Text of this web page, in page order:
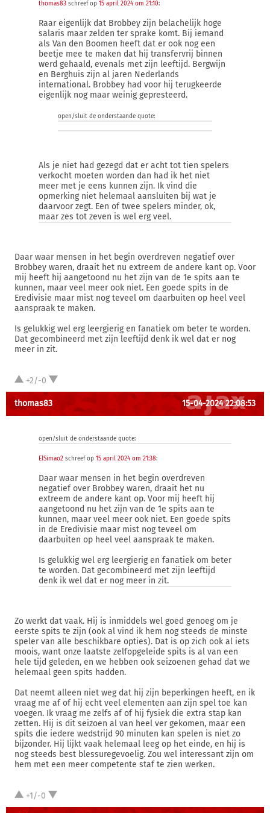
thomas83 schreef op 15 april 2024 om 21:10:
Raar eigenlijk dat Brobbey zijn belachelijk hoge
salaris maar zelden ter sprake komt. Bij iemand
als Van den Boomen heeft dat er ook nog een
beetje mee te maken dat hij transfervrij binnen
werd gehaald, evenals met zijn leeftijd. Bergwijn
en Berghuis zijn al jaren Nederlands
international. Brobbey had voor hij terugkeerde
eigenlijk nog maar weinig gepresteerd.
open/sluit de onderstaande quote:
Als je niet had gezegd dat er acht tot tien spelers
verkocht moeten worden dan had ik het niet
meer met je eens kunnen zijn. Ik vind die
opmerking niet helemaal aansluiten bij wat je
daarvoor zegt. Een of twee spelers minder, ok,
maar zes tot zeven is wel erg veel.
Daar waar mensen in het begin overdreven negatief over
Brobbey waren, draait het nu extreem de andere kant op. Voor
mij heeft hij aangetoond nu het zijn van de 1e spits aan te
kunnen, maar veel meer ook niet. Een goede spits in de
Eredivisie maar mist nog teveel om daarbuiten op heel veel
aanspraak te maken.
Is gelukkig wel erg leergierig en fanatiek om beter te worden.
Dat gecombineerd met zijn leeftijd denk ik wel dat er nog
meer in zit.
+2/-0
thomas83 15-04-2024 22:08:53
open/sluit de onderstaande quote:
ElSimao2 schreef op 15 april 2024 om 21:38:
Daar waar mensen in het begin overdreven
negatief over Brobbey waren, draait het nu
extreem de andere kant op. Voor mij heeft hij
aangetoond nu het zijn van de 1e spits aan te
kunnen, maar veel meer ook niet. Een goede spits
in de Eredivisie maar mist nog teveel om
daarbuiten op heel veel aanspraak te maken.
Is gelukkig wel erg leergierig en fanatiek om beter
te worden. Dat gecombineerd met zijn leeftijd
denk ik wel dat er nog meer in zit.
Zo werkt dat vaak. Hij is inmiddels wel goed genoeg om je
eerste spits te zijn (ook al vind ik hem nog steeds de minste
speler van alle beschikbare opties). Dat is op zich ook al iets
moois, want onze laatste zelfopgeleide spits is al van een
hele tijd geleden, en we hebben ook seizoenen gehad dat we
helemaal geen spits hadden.
Dat neemt alleen niet weg dat hij zijn beperkingen heeft, en ik
vraag me af of hij echt veel elementen aan zijn spel toe kan
voegen. Ik vraag me zelfs af of hij fysiek die extra stap kan
zetten. Hij is dit seizoen al van heel ver gekomen, maar een
spits die iedere wedstrijd 90 minuten kan spelen is niet zo
bijzonder. Hij lijkt vaak helemaal leeg op het einde, en hij is
nog steeds best blessuregevoelig. Zou wel interessant zijn om
hem met een meer competente staf te zien werken.
+1/-0